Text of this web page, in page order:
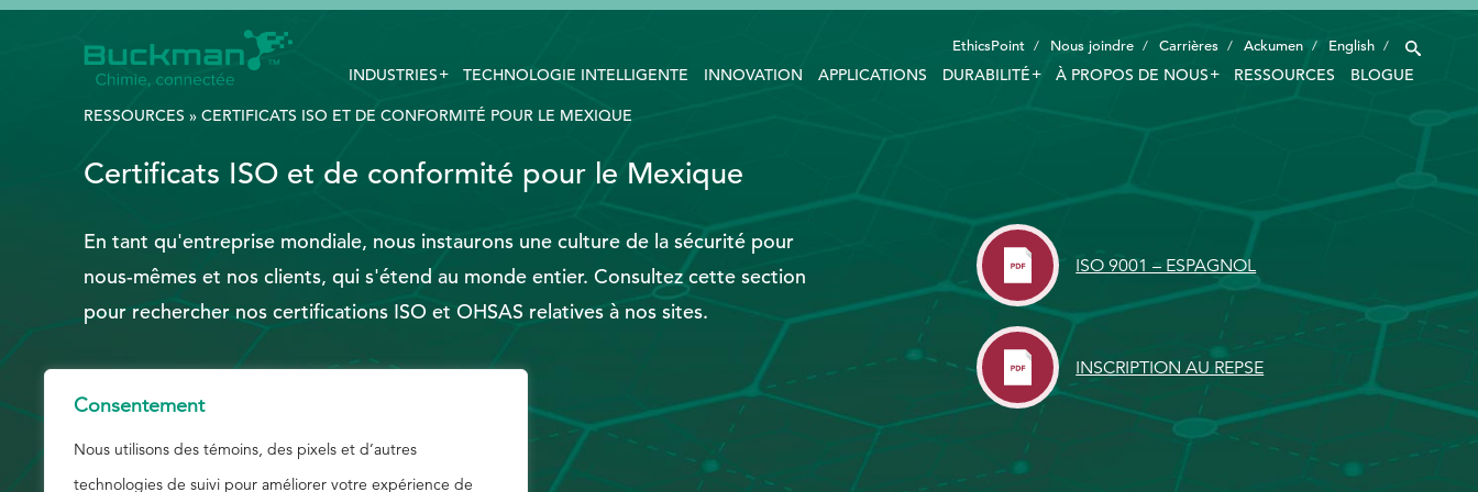
Consentement
Nous utilisons des témoins, des pixels et d’autres
technologies de suivi pour améliorer votre expérience de
APPLICATIONS
À PROPOS DE NOUS
RESSOURCES
Nous joindre
Carrières
English
Rechercher
:
EthicsPoint Nous joindre Carrières Ackumen English
INDUSTRIES TECHNOLOGIE INTELLIGENTE INNOVATION APPLICATIONS DURABILITÉ À PROPOS DE NOUS RESSOURCES BLOGUE
RESSOURCES » CERTIFICATS ISO ET DE CONFORMITÉ POUR LE MEXIQUE
Certificats ISO et de conformité pour le Mexique
En tant qu'entreprise mondiale, nous instaurons une culture de la sécurité pour
nous-mêmes et nos clients, qui s'étend au monde entier. Consultez cette section
pour rechercher nos certifications ISO et OHSAS relatives à nos sites.
ISO 9001 – ESPAGNOL
INSCRIPTION AU REPSE